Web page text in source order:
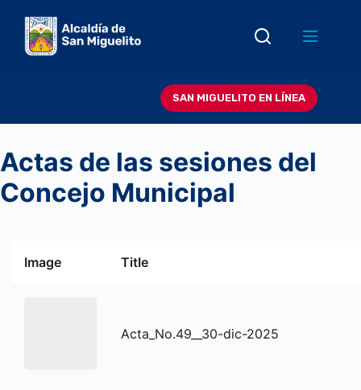
contenido
SAN MIGUELITO EN LÍNEA
Actas de las sesiones del
Concejo Municipal
Image Title
Acta_No.49__30-dic-2025